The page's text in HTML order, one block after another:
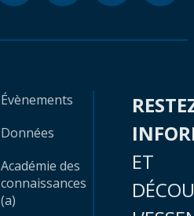
Évènements
Données
Académie des
connaissances
(a)
ET